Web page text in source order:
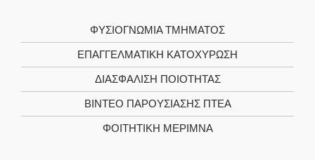
ΦΥΣΙΟΓΝΩΜΊΑ ΤΜΉΜΑΤΟΣ
ΕΠΑΓΓΕΛΜΑΤΙΚΉ ΚΑΤΟΧΎΡΩΣΗ
ΔΙΑΣΦΆΛΙΣΗ ΠΟΙΌΤΗΤΑΣ
ΒΊΝΤΕΟ ΠΑΡΟΥΣΊΑΣΗΣ ΠΤΕΑ
ΦΟΙΤΗΤΙΚΉ ΜΈΡΙΜΝΑ